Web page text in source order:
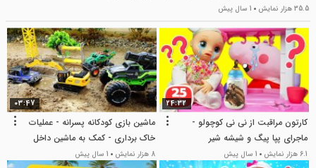
35.5 هزار نمایش 1 سال پیش
24:32
کارتون مراقبت از نی نی کوچولو -
ماجرای پپا پیگ و شیشه شیر
6.1 هزار نمایش 1 سال پیش
03:47
ماشین بازی کودکانه پسرانه - عملیات
خاک برداری - کمک به ماشین داخل
گودال
8 هزار نمایش 1 سال پیش